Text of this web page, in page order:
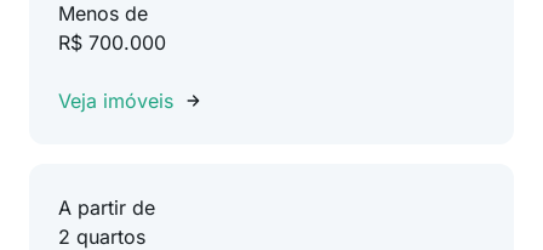
Menos de
R$ 700.000
Veja imóveis
A partir de
2 quartos